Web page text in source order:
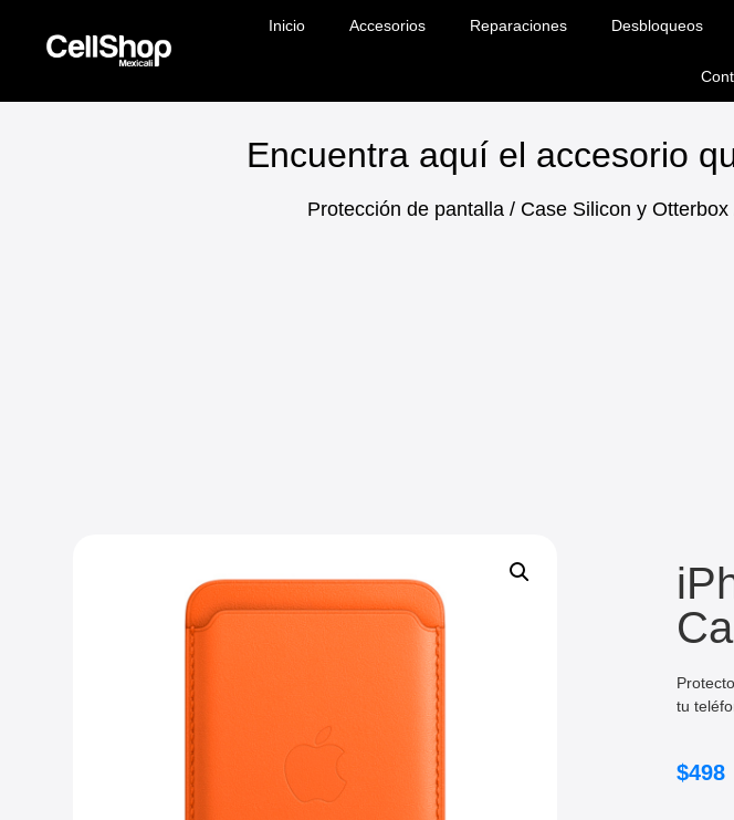
Inicio Accesorios Reparaciones Desbloqueos
Encuentra aquí el accesorio
Protección de pantalla / Case Silicon y
tu
$498